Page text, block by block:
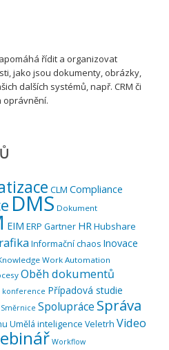
řídit a organizovat
jako jsou dokumenty, obrázky,
dalších systémů, např. CRM či
oprávnění.
CLM Compliance
DMS Dokument
EIM ERP Gartner HRHubshare
Informační chaos Inovace
Work Automation
Oběh dokumentů
konference Případová studie
Směrnice Spolupráce Správa
Umělá inteligence Veletrh Video
Workflow